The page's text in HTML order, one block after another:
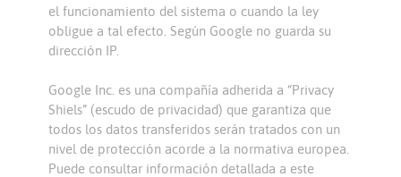
el funcionamiento del sistema o cuando la ley
obligue a tal efecto. Según Google no guarda su
dirección IP.
Google Inc. es una compañía adherida a “Privacy
Shiels” (escudo de privacidad) que garantiza que
todos los datos transferidos serán tratados con un
nivel de protección acorde a la normativa europea.
Puede consultar información detallada a este